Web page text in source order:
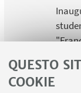
QUESTO
COOKIE